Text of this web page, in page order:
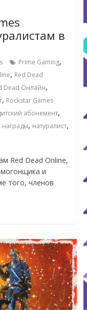
в
Prime Gaming,
, Red Dead
Dead Онлайн,
, Rockstar Games
абонемент,
награды, натуралист,
Red Dead Online,
и
того, членов